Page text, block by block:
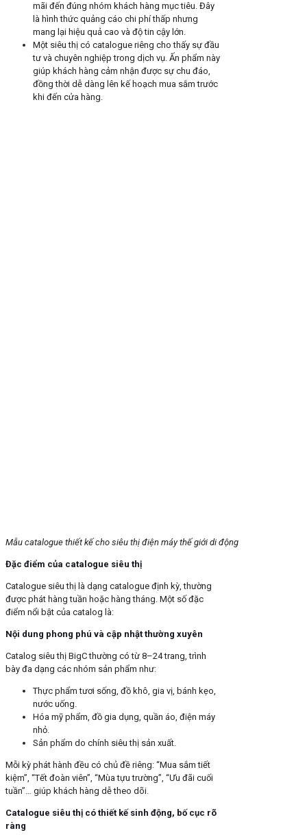
mãi đến đúng nhóm khách hàng mục tiêu. Đây
là hình thức quảng cáo chi phí thấp nhưng
mang lại hiệu quả cao và độ tin cậy lớn.
Một siêu thị có catalogue riêng cho thấy sự đầu
tư và chuyên nghiệp trong dịch vụ. Ấn phẩm này
giúp khách hàng cảm nhận được sự chu đáo,
đồng thời dễ dàng lên kế hoạch mua sắm trước
khi đến cửa hàng.
Mẫu catalogue thiết kế cho siêu thị điện máy thế giới di động
Đặc điểm của catalogue siêu thị
Catalogue siêu thị là dạng catalogue định kỳ, thường
được phát hàng tuần hoặc hàng tháng. Một số đặc
điểm nổi bật của catalog là:
Nội dung phong phú và cập nhật thường xuyên
Catalog siêu thị BigC thường có từ 8–24 trang, trình
bày đa dạng các nhóm sản phẩm như:
Thực phẩm tươi sống, đồ khô, gia vị, bánh kẹo,
nước uống.
Hóa mỹ phẩm, đồ gia dụng, quần áo, điện máy
nhỏ.
Sản phẩm do chính siêu thị sản xuất.
Mỗi kỳ phát hành đều có chủ đề riêng: “Mua sắm tiết
kiệm”, “Tết đoàn viên”, “Mùa tựu trường”, “Ưu đãi cuối
tuần”… giúp khách hàng dễ theo dõi.
Catalogue siêu thị có thiết kế sinh động, bố cục rõ
ràng